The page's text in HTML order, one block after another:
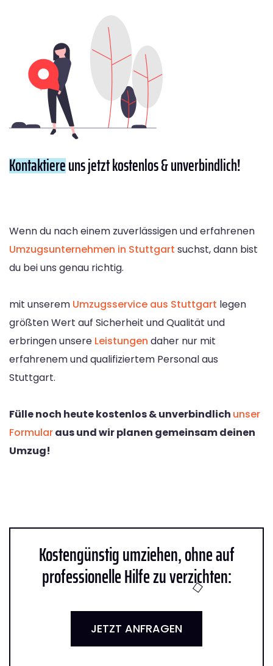
Kontaktiereuns jetzt kostenlos & unverbindlich!
Wenn du nach einem zuverlässigen und erfahrenen
Umzugsunternehmen in Stuttgart suchst, dann bist
du bei uns genau richtig.
mit unserem Umzugsservice aus Stuttgart legen
größten Wert auf Sicherheit und Qualität und
erbringen unsere Leistungen daher nur mit
erfahrenem und qualifiziertem Personal aus
Stuttgart.
Fülle noch heute kostenlos & unverbindlich unser
Formularaus und wir planen gemeinsam deinen
Umzug!
Kostengünstig umziehen, ohne auf
professionelle Hilfe zu verzichten:
JETZT ANFRAGEN